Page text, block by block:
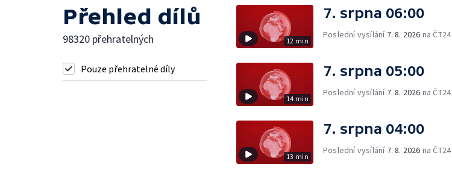
Přehled dílů
98320 přehratelných
Pouze přehratelné díly
12 min
7. srpna 06:00
Poslední vysílání 7. 8. 2026 na ČT24
14 min
7. srpna 05:00
Poslední vysílání 7. 8. 2026 na ČT24
13 min
7. srpna 04:00
Poslední vysílání 7. 8. 2026 na ČT24